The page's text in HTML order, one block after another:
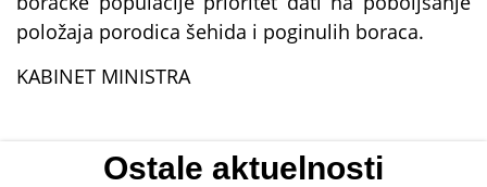
položaja porodica šehida i poginulih boraca.
KABINET MINISTRA
Ostale aktuelnosti